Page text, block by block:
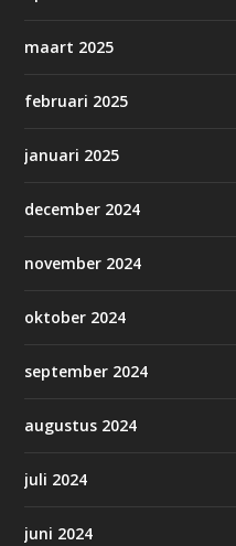
maart 2025
februari 2025
januari 2025
december 2024
november 2024
oktober 2024
september 2024
augustus 2024
juli 2024
juni 2024